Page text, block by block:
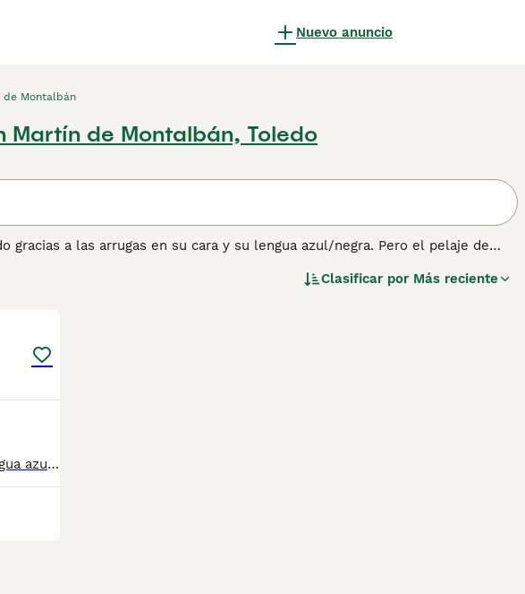
Nuevo anuncio
de Montalbán
Martín de Montalbán, Toledo
gracias a las arrugas en su cara y su lengua azul/negra. Pero el pelaje de
Fueron criados originalmente en su China natal para la caza, la vigilancia y
Clasificar por Más reciente
Shar -pei linea americana Cachorros con mucha arruga lengua azul . tenemos machos y hembras ,distintos colores Nuestros cachorros nacen y crecen en un ambiente familiar ,sin jaulas ,con un respeto y exclusiva cria,somos respetuosos con el tiempo de destete ,cada cachorro necesita su tiempo.. Destetamos con un pienso de alta calidad , Cachorros revisados ,desde el nacimiento ,hasta la entrega por un veterinario competente ,buscando siempre el bienestar de nuestros animales.. Sociabilizados y equilibrados tanto padres como cachorros Se entregan con todo el protocolo veterinario legal,y garantías por escrito completas.. Tenemos servicio de entrega personalizado a cualquier punto de España,directo.. El precio puede cambiar tanto en sexo como en características del cachorro. Dejanos tú teléfono y te mandamos toda la información fotos y vídeos ..